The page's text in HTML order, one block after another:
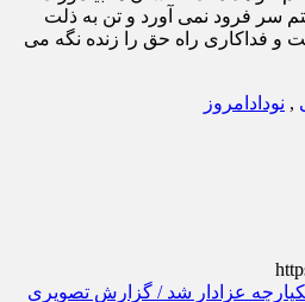
سر فرود نمی‌ آورد و تن به ذلت
و فداکاری راه حق را زنده نگه می‌
, نودادامروز
عزادار شد / گزارش تصویری